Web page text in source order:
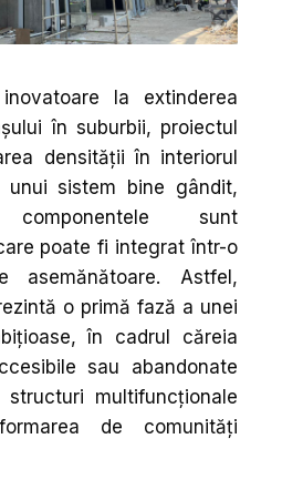
la extinderea
în suburbii, proiectul
densității în interiorul
unui sistem bine gândit,
sunt
poate fi integrat într-o
asemănătoare. Astfel,
o primă fază a unei
în cadrul căreia
sau abandonate
multifuncționale
de comunități